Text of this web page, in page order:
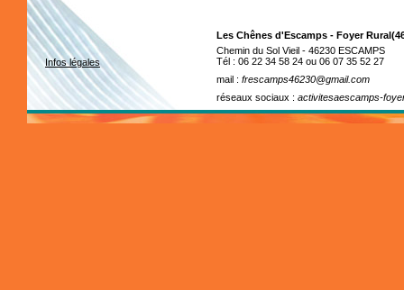
Infos légales
Les Chênes d'Escamps - Foyer
Chemin du Sol Vieil - 46230 ESCAMPS
Tél : 06 22 34 58 24 ou 06 07 35 52 27
mail : frescamps46230@gmail.com
réseaux sociaux : activitesaescamps-